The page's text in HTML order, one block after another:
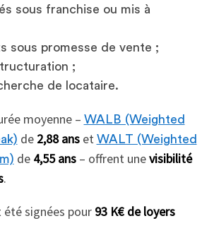
sous franchise ou mis à
sous promesse de vente ;
;
de locataire.
moyenne – WALB (Weighted
de 2,88 anset WALT (Weighted
de4,55 ans– offrent unevisibilité
.
signées pour 93 K€ de loyers